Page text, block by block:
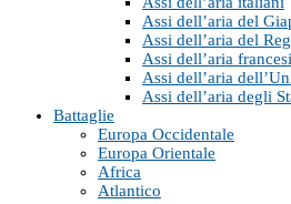
Assi dell’aria del
Assi dell’aria del
Assi dell’aria francesi
Assi dell’aria
Assi dell’aria degli
Battaglie
Europa Occidentale
Europa Orientale
Africa
Atlantico